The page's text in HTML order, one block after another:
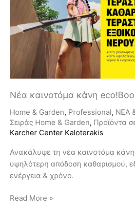
Νέα καινοτόμα κάνη
Home & Garden, Professional, ΝΕΑ
Σειράς Home & Garden, Προϊόντα
Karcher Center Kaloterakis
Ανακάλυψε τη νέα καινοτόμα
υψηλότερη απόδοση καθαρισμού,
ενέργεια & χρόνο.
eco!Booster
Read More »